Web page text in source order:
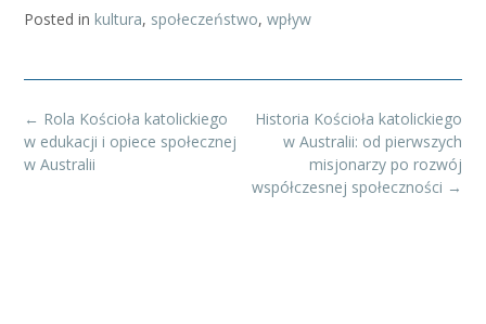
Posted in kultura, społeczeństwo, wpływ
Post
navigation
Historia Kościoła katolickiego
w Australii: od pierwszych
misjonarzy po rozwój
współczesnej społeczności →
← Rola Kościoła katolickiego
w edukacji i opiece społecznej
w Australii